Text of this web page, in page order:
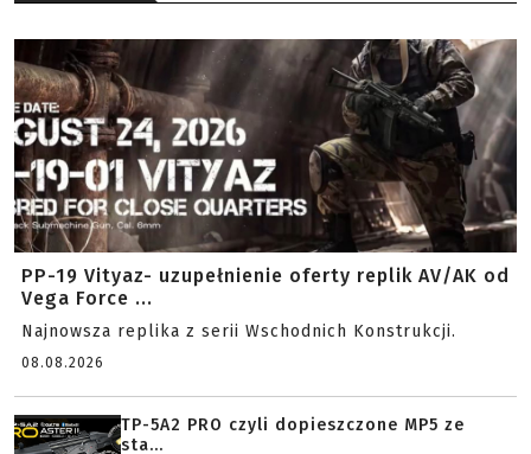
PP-19 Vityaz- uzupełnienie oferty replik AV/AK od
Vega Force ...
Najnowsza replika z serii Wschodnich Konstrukcji.
08.08.2026
TP-5A2 PRO czyli dopieszczone MP5 ze
sta...